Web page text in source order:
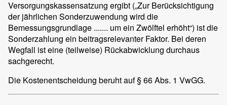
Versorgungskassensatzung ergibt („Zur Berücksichtigung
der jährlichen Sonderzuwendung wird die
Bemessungsgrundlage ....... um ein Zwölftel erhöht“) ist die
Sonderzahlung ein beitragsrelevanter Faktor. Bei deren
Wegfall ist eine (teilweise) Rückabwicklung durchaus
sachgerecht.
Die Kostenentscheidung beruht auf § 66 Abs. 1 VwGG.